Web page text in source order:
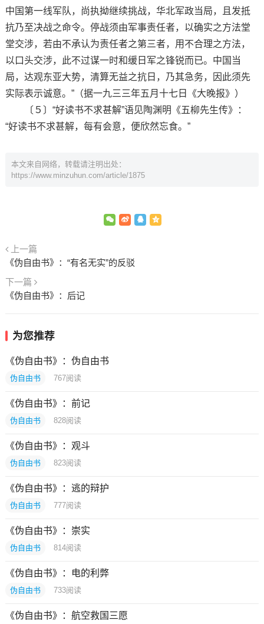
中国第一线军队，尚执拗继续挑战，华北军政当局，且发抵
抗乃至决战之命令。停战须由军事责任者，以确实之方法堂
堂交涉，若由不承认为责任者之第三者，用不合理之方法，
以口头交涉，此不过谋一时和缓日军之锋锐而已。中国当
局，达观东亚大势，清算无益之抗日，乃其急务，因此须先
实际表示诚意。”（据一九三三年五月十七日《大晚报》）
〔５〕“好读书不求甚解”语见陶渊明《五柳先生传》：
“好读书不求甚解，每有会意，便欣然忘食。”
本文来自网络，转载请注明出处：
https://www.minzuhun.com/article/1875
上一篇
《伪自由书》：“有名无实”的反驳
下一篇
《伪自由书》：后记
为您推荐
《伪自由书》：伪自由书
伪自由书 767阅读
《伪自由书》：前记
伪自由书 828阅读
《伪自由书》：观斗
伪自由书 823阅读
《伪自由书》：逃的辩护
伪自由书 777阅读
《伪自由书》：崇实
伪自由书 814阅读
《伪自由书》：电的利弊
伪自由书 733阅读
《伪自由书》：航空救国三愿